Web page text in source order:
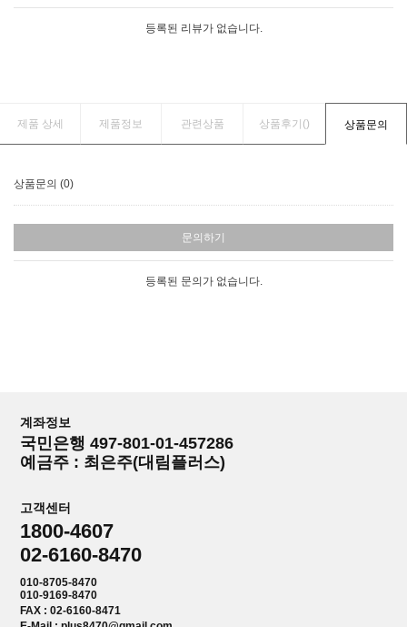
등록된 리뷰가 없습니다.
제품 상세 제품정보 관련상품 상품후기() 상품문의
상품문의 (0)
문의하기
등록된 문의가 없습니다.
계좌정보
국민은행 497-801-01-457286
예금주 : 최은주(대림플러스)
고객센터
1800-4607
02-6160-8470
010-8705-8470
010-9169-8470
FAX : 02-6160-8471